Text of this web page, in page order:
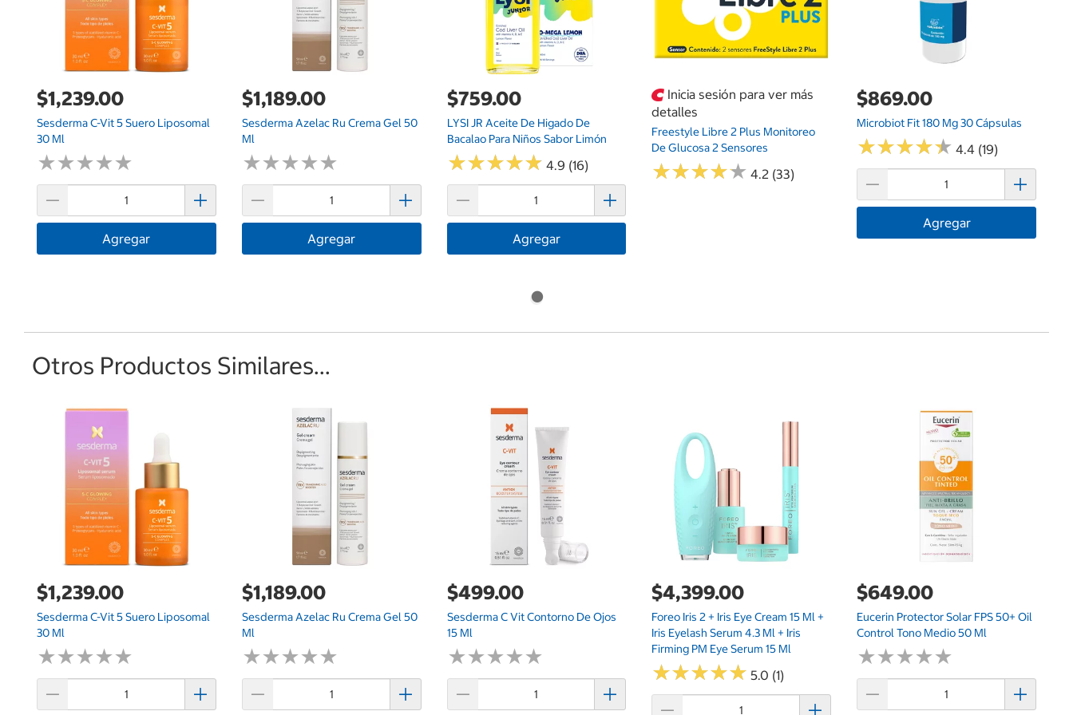
$1,239.00
Sesderma C-Vit 5 Suero Liposomal
30 Ml
★★★★★
★★★★★
Agregar
$1,189.00
Sesderma Azelac Ru Crema Gel 50
Ml
★★★★★
★★★★★
Agregar
$759.00
LYSI JR Aceite De Higado De
Bacalao Para Niños Sabor Limón
★★★★★
★★★★★ 4.9 (16)
Agregar
Inicia sesión para ver más
detalles
Freestyle Libre 2 Plus Monitoreo
De Glucosa 2 Sensores
★★★★★
★★★★★ 4.2 (33)
$869.00
Microbiot Fit 180 Mg 30 Cápsulas
★★★★★
★★★★★ 4.4 (19)
Agregar
Otros Productos Similares...
$1,239.00
Sesderma C-Vit 5 Suero Liposomal
30 Ml
★★★★★
★★★★★
$1,189.00
Sesderma Azelac Ru Crema Gel 50
Ml
★★★★★
★★★★★
$499.00
Sesderma C Vit Contorno De Ojos
15 Ml
★★★★★
★★★★★
$4,399.00
Foreo Iris 2 + Iris Eye Cream 15 Ml +
Iris Eyelash Serum 4.3 Ml + Iris
Firming PM Eye Serum 15 Ml
★★★★★
★★★★★ 5.0 (1)
$649.00
Eucerin Protector Solar FPS 50+ Oil
Control Tono Medio 50 Ml
★★★★★
★★★★★